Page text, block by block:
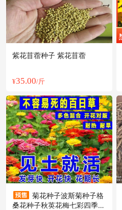
紫花苜蓿种子 紫花苜蓿
¥35.00/斤
桑花种子秋英花梅七彩四季开